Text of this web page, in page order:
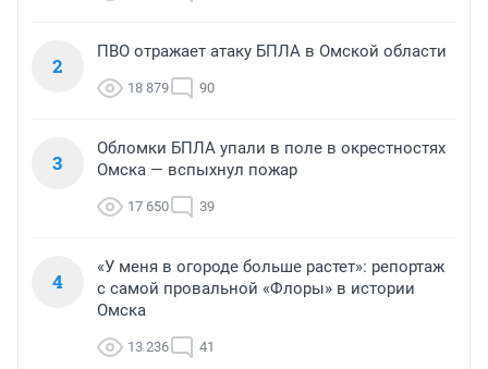
2
ПВО отражает атаку БПЛА в Омской области
18 879 90
3
Обломки БПЛА упали в поле в окрестностях
Омска — вспыхнул пожар
17 650 39
4
«У меня в огороде больше растет»: репортаж
с самой провальной «Флоры» в истории
Омска
13 236 41